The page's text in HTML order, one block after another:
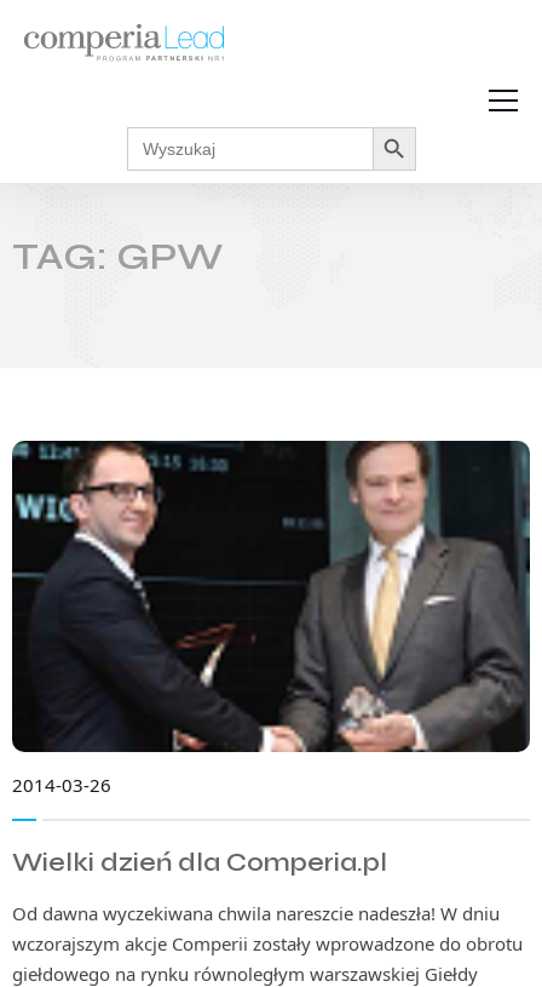
Strefa Wiedzy
Akcje promocyjne
Search
for:
Search Button
TAG: GPW
2014-03-26
Wielki dzień dla Comperia.pl
Od dawna wyczekiwana chwila nareszcie nadeszła! W dniu
wczorajszym akcje Comperii zostały wprowadzone do obrotu
giełdowego na rynku równoległym warszawskiej Giełdy